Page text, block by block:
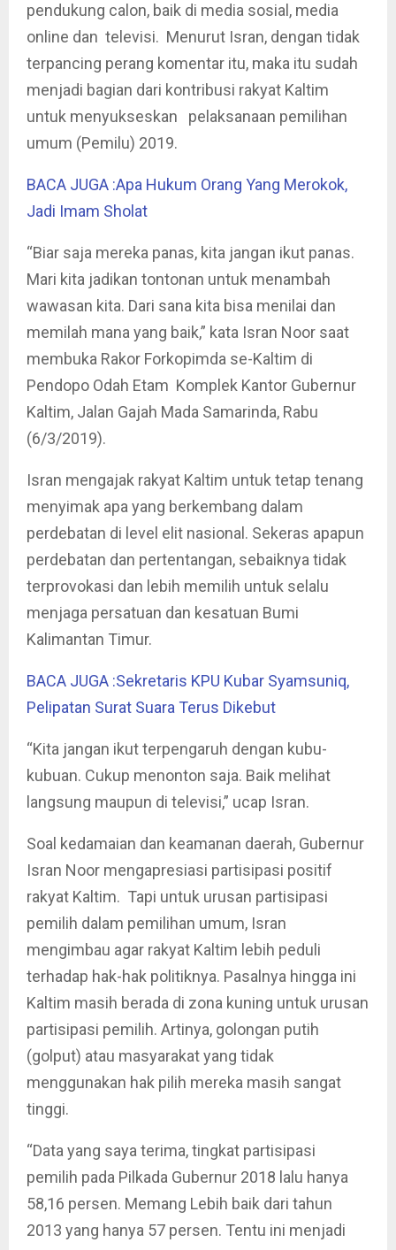
pendukung calon, baik di media sosial, media
online dan televisi. Menurut Isran, dengan tidak
terpancing perang komentar itu, maka itu sudah
menjadi bagian dari kontribusi rakyat Kaltim
untuk menyukseskan pelaksanaan pemilihan
umum (Pemilu) 2019.
BACA JUGA :Apa Hukum Orang Yang Merokok,
Jadi Imam Sholat
“Biar saja mereka panas, kita jangan ikut panas.
Mari kita jadikan tontonan untuk menambah
wawasan kita. Dari sana kita bisa menilai dan
memilah mana yang baik,” kata Isran Noor saat
membuka Rakor Forkopimda se-Kaltim di
Pendopo Odah Etam Komplek Kantor Gubernur
Kaltim, Jalan Gajah Mada Samarinda, Rabu
(6/3/2019).
Isran mengajak rakyat Kaltim untuk tetap tenang
menyimak apa yang berkembang dalam
perdebatan di level elit nasional. Sekeras apapun
perdebatan dan pertentangan, sebaiknya tidak
terprovokasi dan lebih memilih untuk selalu
menjaga persatuan dan kesatuan Bumi
Kalimantan Timur.
BACA JUGA :Sekretaris KPU Kubar Syamsuniq,
Pelipatan Surat Suara Terus Dikebut
“Kita jangan ikut terpengaruh dengan kubu-
kubuan. Cukup menonton saja. Baik melihat
langsung maupun di televisi,” ucap Isran.
Soal kedamaian dan keamanan daerah, Gubernur
Isran Noor mengapresiasi partisipasi positif
rakyat Kaltim. Tapi untuk urusan partisipasi
pemilih dalam pemilihan umum, Isran
mengimbau agar rakyat Kaltim lebih peduli
terhadap hak-hak politiknya. Pasalnya hingga ini
Kaltim masih berada di zona kuning untuk urusan
partisipasi pemilih. Artinya, golongan putih
(golput) atau masyarakat yang tidak
menggunakan hak pilih mereka masih sangat
tinggi.
“Data yang saya terima, tingkat partisipasi
pemilih pada Pilkada Gubernur 2018 lalu hanya
58,16 persen. Memang Lebih baik dari tahun
2013 yang hanya 57 persen. Tentu ini menjadi